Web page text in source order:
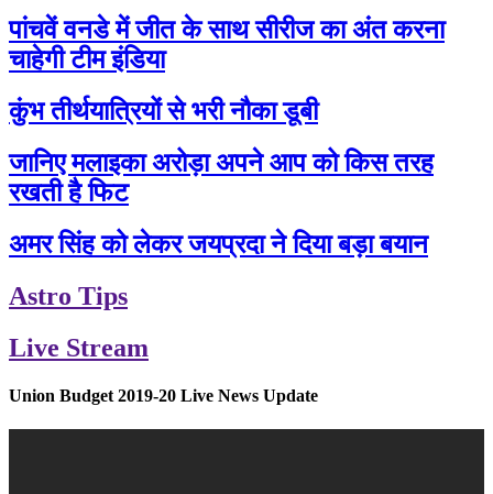
पांचवें वनडे में जीत के साथ सीरीज का अंत करना
चाहेगी टीम इंडिया
कुंभ तीर्थयात्रियों से भरी नौका डूबी
जानिए मलाइका अरोड़ा अपने आप को किस तरह
रखती है फिट
अमर सिंह को लेकर जयप्रदा ने दिया बड़ा बयान
Astro Tips
Live Stream
Union Budget 2019-20 Live News Update